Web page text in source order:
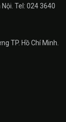
Tel: 024 3640
TP. Hồ Chí Minh.